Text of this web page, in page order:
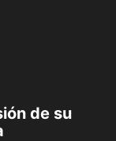
de su